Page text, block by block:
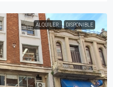
ALQUILER DISPONIBLE